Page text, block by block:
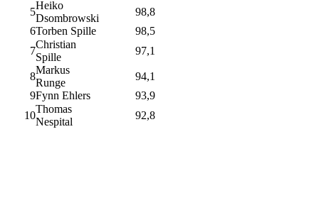
5
Heiko
Dsombrowski
98,8
6Torben Spille
98,5
7
Christian
Spille
97,1
8
Markus
Runge
94,1
9Fynn Ehlers
93,9
10
Thomas
Nespital
92,8